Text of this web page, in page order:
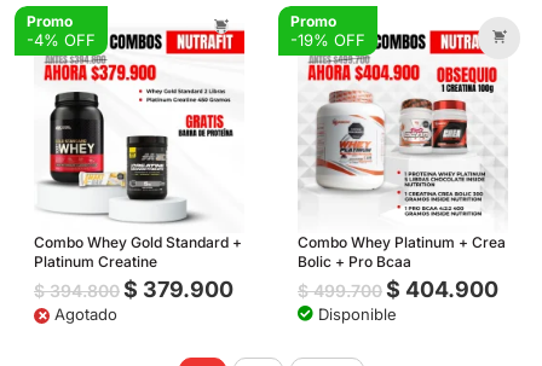
Combo Whey Gold Standard +
Platinum Creatine
$394.800$ 379.900
× Agotado
Promo
-4% OFF
Combo Whey Platinum + Crea
Bolic + Pro Bcaa
$499.700$ 404.900
Disponible
Promo
-19% OFF